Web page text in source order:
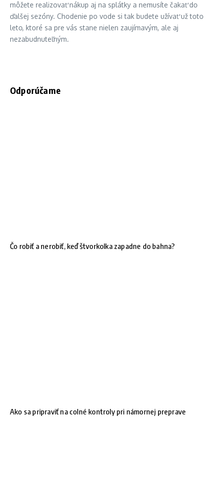
môžete realizovať nákup aj na splátky a nemusíte čakať do
ďalšej sezóny. Chodenie po vode si tak budete užívať už toto
leto, ktoré sa pre vás stane nielen zaujímavým, ale aj
nezabudnuteľným.
Odporúčame
Čo robiť a nerobiť, keď štvorkolka zapadne do bahna?
Ako sa pripraviť na colné kontroly pri námornej preprave